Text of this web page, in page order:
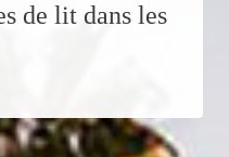
de lit dans les